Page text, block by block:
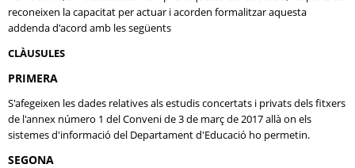
reconeixen la capacitat per actuar i acorden formalitzar aquesta
addenda d'acord amb les següents
CLÀUSULES
PRIMERA
S'afegeixen les dades relatives als estudis concertats i privats dels fitxers
de l'annex número 1 del Conveni de 3 de març de 2017 allà on els
sistemes d'informació del Departament d'Educació ho permetin.
SEGONA